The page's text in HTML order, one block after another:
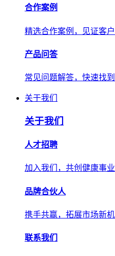
合作案例
精选合作案例，见证客户
产品问答
常见问题解答，快速找到
关于我们
关于我们
人才招聘
加入我们，共创健康事业
品牌合伙人
携手共赢，拓展市场新机
联系我们